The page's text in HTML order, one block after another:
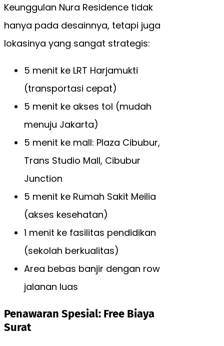
Keunggulan Nura Residence tidak
hanya pada desainnya, tetapi juga
lokasinya yang sangat strategis:
5 menit ke LRT Harjamukti
(transportasi cepat)
5 menit ke akses tol (mudah
menuju Jakarta)
5 menit ke mall: Plaza Cibubur,
Trans Studio Mall, Cibubur
Junction
5 menit ke Rumah Sakit Meilia
(akses kesehatan)
1 menit ke fasilitas pendidikan
(sekolah berkualitas)
Area bebas banjir dengan row
jalanan luas
Penawaran Spesial: Free Biaya
Surat